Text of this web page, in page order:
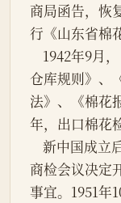
商局函告，恢
行《山东省棉
仓库规则》、
法》、《棉花
年，出口棉花
商检会议决定
事宜。1951年